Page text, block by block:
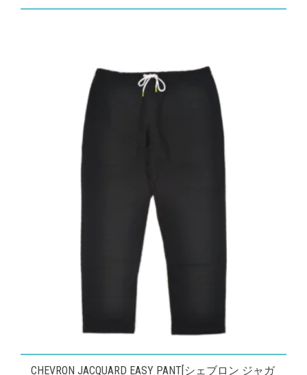
品
オ
CHEVRON JACQUARD EASY PANT[シェブロン ジャガ